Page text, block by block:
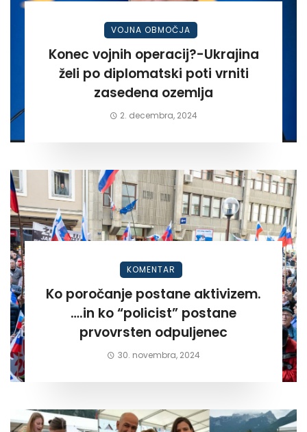
VOJNA OBMOČJA
Konec vojnih operacij?-Ukrajina
želi po diplomatski poti vrniti
zasedena ozemlja
2. decembra, 2024
KOMENTAR
Ko poročanje postane aktivizem.
….in ko “policist” postane
prvovrsten odpuljenec
30. novembra, 2024